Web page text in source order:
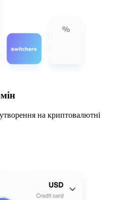
на криптовалютні